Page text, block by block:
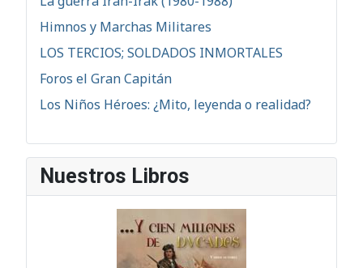
Himnos y Marchas Militares
LOS TERCIOS; SOLDADOS INMORTALES
Foros el Gran Capitán
Los Niños Héroes: ¿Mito, leyenda o realidad?
Nuestros Libros